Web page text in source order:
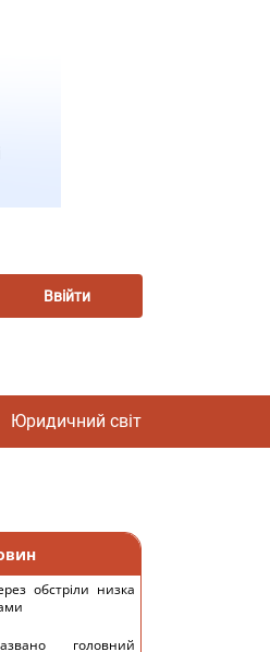
Ввійти
Юридичний світ
обстріли низка
головний